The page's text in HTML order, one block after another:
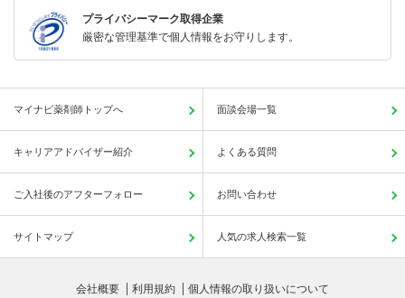
プライバシーマーク取得企業
厳密な管理基準で個人情報をお守りします。
マイナビ薬剤師トップへ 面談会場一覧
キャリアアドバイザー紹介 よくある質問
ご入社後のアフターフォロー お問い合わせ
サイトマップ 人気の求人検索一覧
会社概要 利用規約 個人情報の取り扱いについて